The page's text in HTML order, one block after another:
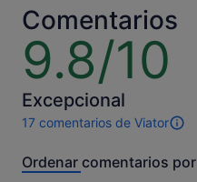
por
adulto
Comentarios
9.8/10
9.8
sobre
10
Excepcional
17 comentarios de Viator
17 comentarios
esta
Ordenar comentarios por